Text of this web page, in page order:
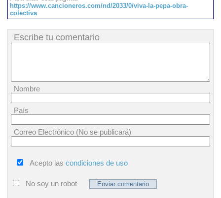
https://www.cancioneros.com/nd/2033/0/viva-la-pepa-obra-
colectiva
Escribe tu comentario
Nombre
País
Correo Electrónico (No se publicará)
Acepto las condiciones de uso
No soy un robot